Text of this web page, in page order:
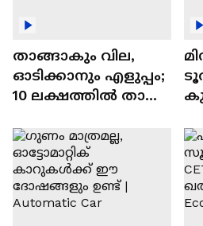
താങ്ങാകും വില,
ഓടിക്കാനും എളുപ്പം;
10 ലക്ഷത്തിൽ താഴെ
ഓട്ടോമാറ്റിക്ക്
എസ്‍യുവികൾ